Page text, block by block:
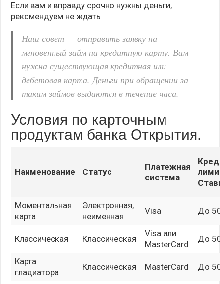
Если вам и вправду срочно нужны деньги,
рекомендуем не ждать
Наш совет — отправить заявку на
мгновенный займ на кредитную карту. Вам
нужна существующая кредитная или
дебетовая карта. Деньги при обращении за
таким займов выдаются в течение часа.
Условия по карточным
продуктам банка Открытия.
Наименование Статус
Платежная
система
Моментальная
карта
Электронная,
неименная
Visa До
Классическая Классическая
Visa или
MasterCard
До
Карта
гладиатора
Классическая MasterCard До